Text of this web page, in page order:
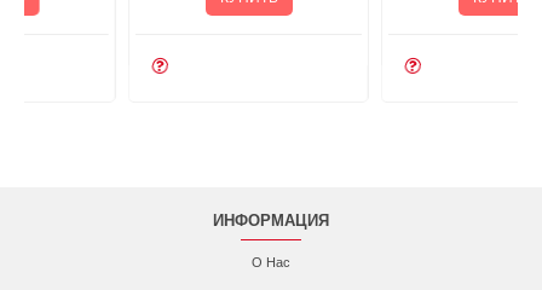
ИНФОРМАЦИЯ
О Нас